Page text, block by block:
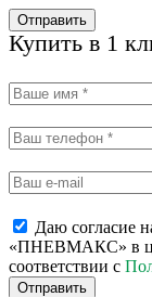
Отправить
Купить в 1
Даю согласие
«ПНЕВМАКС» в
соответствии с
Отправить